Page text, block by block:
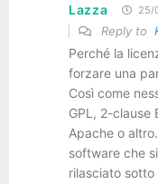
Lazza 25/
Reply to
Perché la
forzare una
Così come
GPL, 2-clause
Apache o
software che
rilasciato sotto